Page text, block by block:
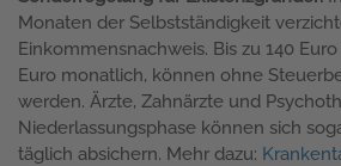
Monaten der Selbstständigkeit
Einkommensnachweis. Bis zu 140
Euro monatlich, können ohne
werden. Ärzte, Zahnärzte und
Niederlassungsphase können sich
täglich absichern. Mehr dazu: